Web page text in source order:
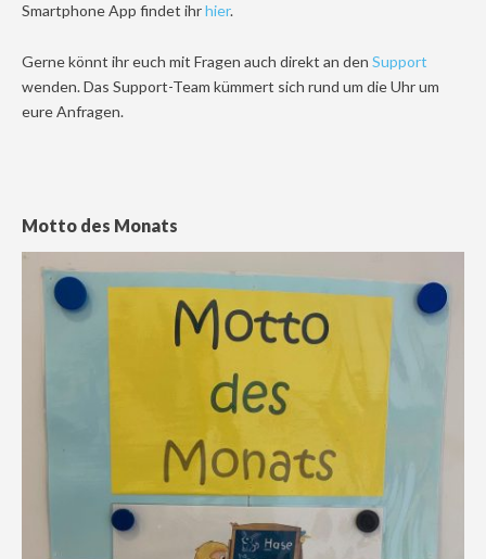
Smartphone App findet ihrhier.
Gerne könnt ihr euch mit Fragen auch direkt an den Support
wenden. Das Support-Team kümmert sich rund um die Uhr um
eure Anfragen.
Motto des Monats